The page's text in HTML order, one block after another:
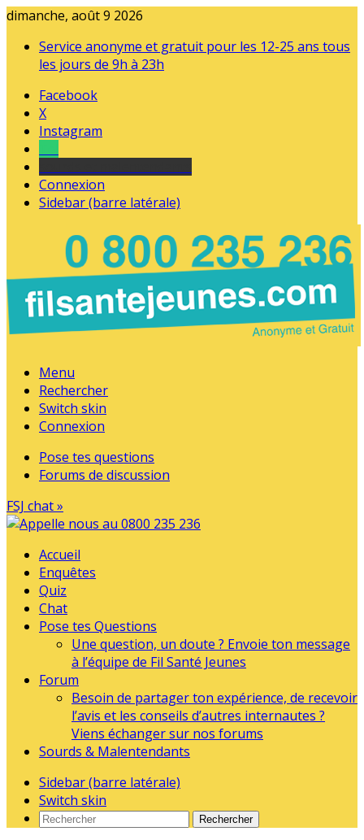
dimanche, août 9 2026
Service anonyme et gratuit pour les 12-25 ans tous
les jours de 9h à 23h
Facebook
X
Instagram
Connexion
Sidebar (barre latérale)
Menu
Rechercher
Switch skin
Connexion
Pose tes questions
Forums de discussion
FSJ chat »
Accueil
Enquêtes
Quiz
Chat
Pose tes Questions
Une question, un doute ? Envoie ton message
à l’équipe de Fil Santé Jeunes
Forum
Besoin de partager ton expérience, de recevoir
l’avis et les conseils d’autres internautes ?
Viens échanger sur nos forums
Sourds & Malentendants
Sidebar (barre latérale)
Switch skin
Rechercher